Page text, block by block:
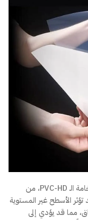
للحصول على أفضل النتائج عند استخدام خامة الـ PVC-HD، من
الأسطح غير المستوية
مما قد يؤدي إلى